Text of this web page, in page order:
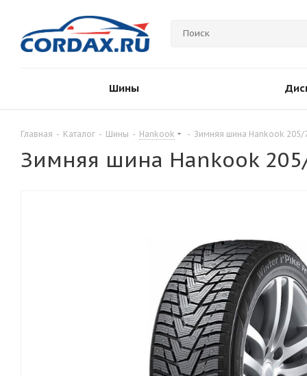
Шины
Главная - Каталог - Шины - Hankook - Зимняя шина Hankook
Зимняя шина Hankook